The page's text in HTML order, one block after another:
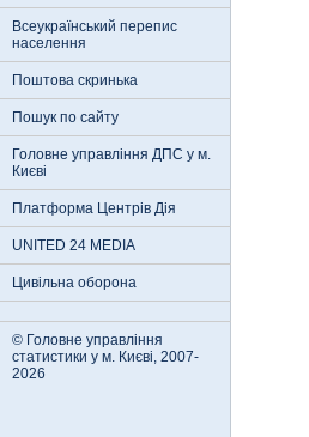
Всеукраїнський перепис
населення
Поштова скринька
Пошук по сайту
Головне управління ДПС у м.
Києві
Платформа Центрів Дія
UNITED 24 MEDIA
Цивільна оборона
© Головне управління
статистики у м. Києві, 2007-
2026